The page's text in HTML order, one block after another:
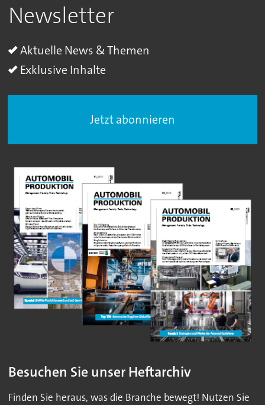
Newsletter
Aktuelle News & Themen
Exklusive Inhalte
Jetzt abonnieren
Besuchen Sie unser Heftarchiv
Finden Sie heraus, was die Branche bewegt! Nutzen Sie